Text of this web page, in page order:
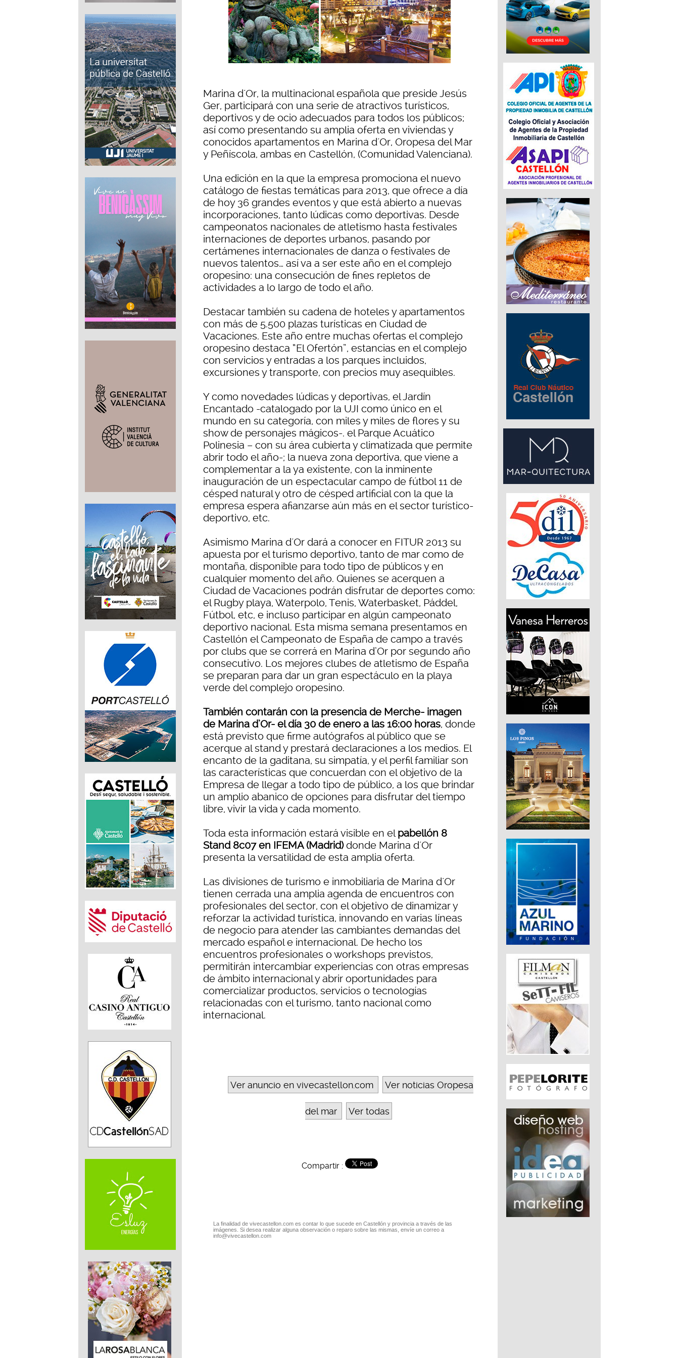
Marina d´Or, la multinacional española que preside Jesús
Ger, participará con una serie de atractivos turísticos,
deportivos y de ocio adecuados para todos los públicos;
así como presentando su amplia oferta en viviendas y
conocidos apartamentos en Marina d´Or, Oropesa del Mar
y Peñíscola, ambas en Castellón, (Comunidad Valenciana).
Una edición en la que la empresa promociona el nuevo
catálogo de fiestas temáticas para 2013, que ofrece a día
de hoy 36 grandes eventos y que está abierto a nuevas
incorporaciones, tanto lúdicas como deportivas. Desde
campeonatos nacionales de atletismo hasta festivales
internaciones de deportes urbanos, pasando por
certámenes internacionales de danza o festivales de
nuevos talentos… así va a ser este año en el complejo
oropesino: una consecución de fines repletos de
actividades a lo largo de todo el año.
Destacar también su cadena de hoteles y apartamentos
con más de 5.500 plazas turísticas en Ciudad de
Vacaciones. Este año entre muchas ofertas el complejo
oropesino destaca “El Ofertón”, estancias en el complejo
con servicios y entradas a los parques incluidos,
excursiones y transporte, con precios muy asequibles.
Y como novedades lúdicas y deportivas, el Jardín
Encantado -catalogado por la UJI como único en el
mundo en su categoría, con miles y miles de flores y su
show de personajes mágicos-. el Parque Acuático
Polinesia – con su área cubierta y climatizada que permite
abrir todo el año-; la nueva zona deportiva, que viene a
complementar a la ya existente, con la inminente
inauguración de un espectacular campo de fútbol 11 de
césped natural y otro de césped artificial con la que la
empresa espera afianzarse aún más en el sector turístico-
deportivo, etc.
Asimismo Marina d´Or dará a conocer en FITUR 2013 su
apuesta por el turismo deportivo, tanto de mar como de
montaña, disponible para todo tipo de públicos y en
cualquier momento del año. Quienes se acerquen a
Ciudad de Vacaciones podrán disfrutar de deportes como:
el Rugby playa, Waterpolo, Tenis, Waterbasket, Páddel,
Fútbol, etc, e incluso participar en algún campeonato
deportivo nacional. Esta misma semana presentamos en
Castellón el Campeonato de España de campo a través
por clubs que se correrá en Marina d’Or por segundo año
consecutivo. Los mejores clubes de atletismo de España
se preparan para dar un gran espectáculo en la playa
verde del complejo oropesino.
También contarán con la presencia de Merche- imagen
de Marina d’Or- el día 30 de enero a las 16:00 horas, donde
está previsto que firme autógrafos al público que se
acerque al stand y prestará declaraciones a los medios. El
encanto de la gaditana, su simpatía, y el perfil familiar son
las características que concuerdan con el objetivo de la
Empresa de llegar a todo tipo de público, a los que brindar
un amplio abanico de opciones para disfrutar del tiempo
libre, vivir la vida y cada momento.
Toda esta información estará visible en elpabellón 8
Stand 8c07 en IFEMA (Madrid)donde Marina d´Or
presenta la versatilidad de esta amplia oferta.
Las divisiones de turismo e inmobiliaria de Marina d´Or
tienen cerrada una amplia agenda de encuentros con
profesionales del sector, con el objetivo de dinamizar y
reforzar la actividad turística, innovando en varias líneas
de negocio para atender las cambiantes demandas del
mercado español e internacional. De hecho los
encuentros profesionales o workshops previstos,
permitirán intercambiar experiencias con otras empresas
de ámbito internacional y abrir oportunidades para
comercializar productos, servicios o tecnologías
relacionadas con el turismo, tanto nacional como
internacional.
Ver anuncio en vivecastellon.com Ver noticias Oropesa
del mar Ver todas
Compartir :
La finalidad de vivecastellon.com es contar lo que sucede en Castellón y provincia a través de las
imágenes. Si desea realizar alguna observación o reparo sobre las mismas, envíe un correo a
info@vivecastellon.com